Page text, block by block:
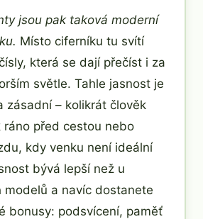
jsou pak taková moderní
Místo ciferníku tu svítí
která se dají přečíst i za
světle. Tahle jasnost je
zásadní – kolikrát člověk
ráno před cestou nebo
kdy venku není ideální
bývá lepší než u
modelů a navíc dostanete
bonusy: podsvícení, paměť